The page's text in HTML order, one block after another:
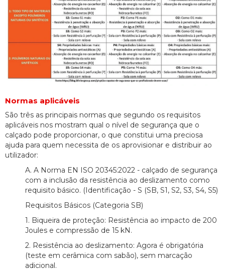
Normas aplicáveis
São três as principais normas que segundo os requisitos
aplicáveis nos mostram qual o nível de segurança que o
calçado pode proporcionar, o que constitui uma preciosa
ajuda para quem necessita de os aprovisionar e distribuir ao
utilizador:
A. A Norma EN ISO 20345:2022 - calçado de segurança
com a inclusão da resistência ao deslizamento como
requisito básico. (Identificação - S (SB, S1, S2, S3, S4, S5)
Requisitos Básicos (Categoria SB)
1. Biqueira de proteção: Resistência ao impacto de 200
Joules e compressão de 15 kN.
2. Resistência ao deslizamento: Agora é obrigatória
(teste em cerâmica com sabão), sem marcação
adicional.